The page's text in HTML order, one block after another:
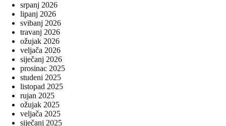
srpanj 2026
lipanj 2026
svibanj 2026
travanj 2026
ožujak 2026
veljača 2026
siječanj 2026
prosinac 2025
studeni 2025
listopad 2025
rujan 2025
ožujak 2025
veljača 2025
siječanj 2025